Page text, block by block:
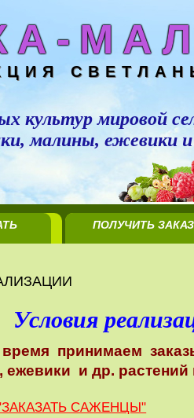
культур мировой
малины, ежевики и
ПОЛУЧИТЬ
Условия
время принимаем
растений на
САЖЕНЦЫ"